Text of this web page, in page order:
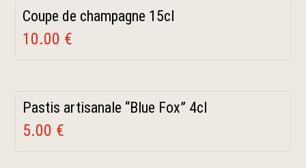
Coupe de champagne 15cl
10.00 €
Pastis artisanale “Blue Fox” 4cl
5.00 €